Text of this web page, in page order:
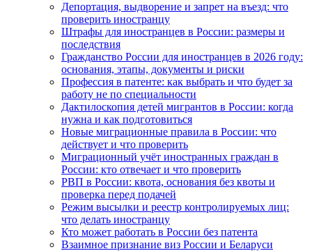
Депортация, выдворение и запрет на въезд: что
проверить иностранцу
Штрафы для иностранцев в России: размеры и
последствия
Гражданство России для иностранцев в 2026 году:
основания, этапы, документы и риски
Профессия в патенте: как выбрать и что будет за
работу не по специальности
Дактилоскопия детей мигрантов в России: когда
нужна и как подготовиться
Новые миграционные правила в России: что
действует и что проверить
Миграционный учёт иностранных граждан в
России: кто отвечает и что проверить
РВП в России: квота, основания без квоты и
проверка перед подачей
Режим высылки и реестр контролируемых лиц:
что делать иностранцу
Кто может работать в России без патента
Взаимное признание виз России и Беларуси